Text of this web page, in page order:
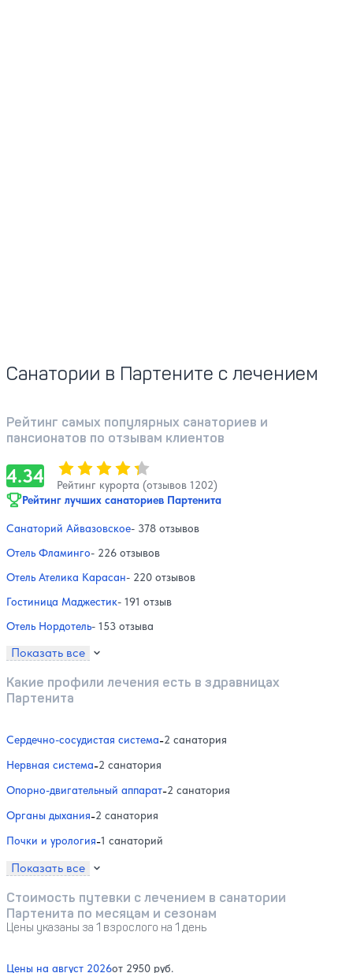
Санатории в Партените с лечением
Рейтинг самых популярных санаториев и
пансионатов по отзывам клиентов
4.34 Оценка, количество звезд:
Рейтинг курорта (отзывов 1202)
Рейтинг лучших санаториев Партенита
Санаторий Айвазовское- 378 отзывов
Отель Фламинго- 226 отзывов
Отель Ателика Карасан- 220 отзывов
Гостиница Маджестик- 191 отзыв
Отель Нордотель- 153 отзыва
Показать все
Какие профили лечения есть в здравницах
Партенита
Сердечно-сосудистая система-2 санатория
Нервная система-2 санатория
Опорно-двигательный аппарат-2 санатория
Органы дыхания-2 санатория
Почки и урология-1 санаторий
Показать все
Стоимость путевки с лечением в санатории
Партенита по месяцам и сезонам
Цены указаны за 1 взрослого на 1 день
Цены на август 2026от 2950 руб.